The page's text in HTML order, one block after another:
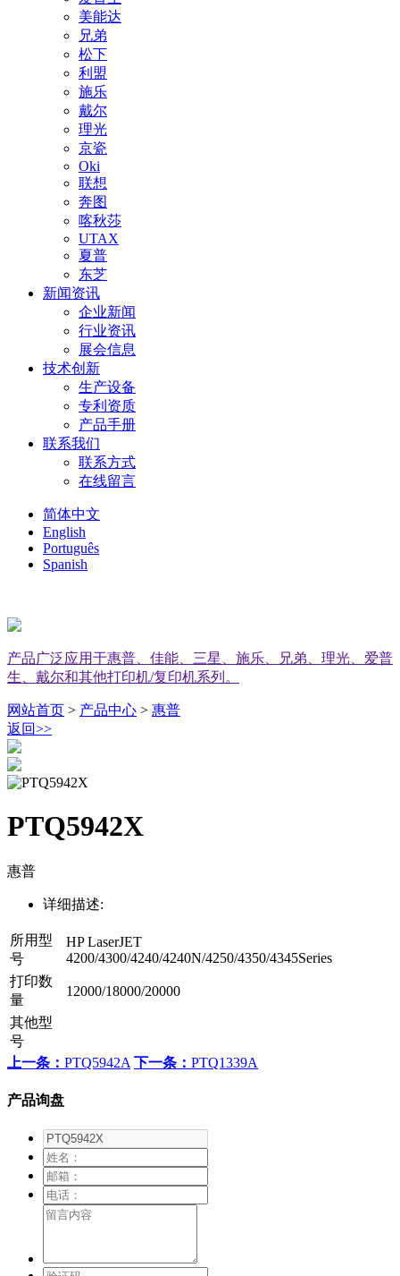
美能达
兄弟
松下
利盟
施乐
戴尔
理光
京瓷
Oki
联想
奔图
喀秋莎
UTAX
夏普
东芝
新闻资讯
企业新闻
行业资讯
展会信息
技术创新
生产设备
专利资质
产品手册
联系我们
联系方式
在线留言
简体中文
English
Português
Spanish
产品广泛应用于惠普、佳能、三星、施乐、兄弟、理光、爱普
生、戴尔和其他打印机/复印机系列。
网站首页 > 产品中心 > 惠普
返回>>
PTQ5942X
惠普
详细描述:
所用型
号
HP LaserJET
4200/4300/4240/4240N/4250/4350/4345Series
打印数
量
12000/18000/20000
其他型
号
上一条： PTQ5942A 下一条： PTQ1339A
产品询盘